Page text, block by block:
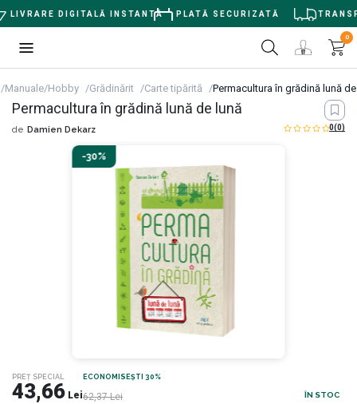
LIVRARE DIGITALĂ INSTANTĂ PLATĂ SECURIZATĂ
0
Manuale/Hobby Grădinărit Carte tipărită Permacultura în grădină lună
Permacultura în grădină lună de lună
de Damien Dekarz 0(0)
-30%
PREȚ SPECIAL
43,66 Lei
ECONOMISEȘTI 30%
62,37Lei ÎN STOC